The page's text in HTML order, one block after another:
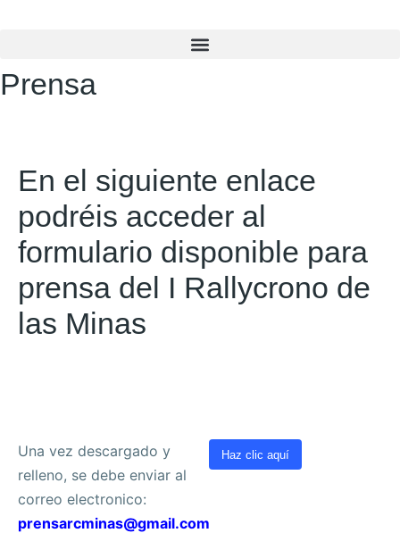
Prensa
En el siguiente enlace
podréis acceder al
formulario disponible para
prensa del I Rallycrono de
las Minas
Una vez descargado y
relleno, se debe enviar al
correo electronico:
prensarcminas@gmail.com
Haz clic aquí